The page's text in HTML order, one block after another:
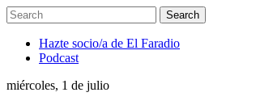
Hazte socio/a de El Faradio
Podcast
miércoles, 1 de julio